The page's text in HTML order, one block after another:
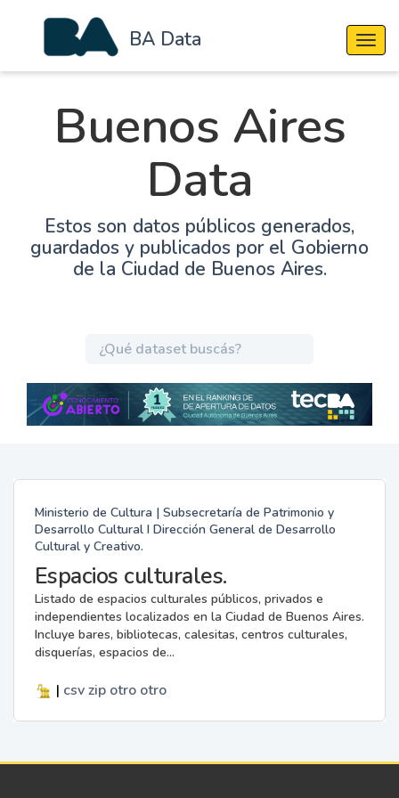
BA Data
Buenos Aires
Data
Estos son datos públicos generados,
guardados y publicados por el Gobierno
de la Ciudad de Buenos Aires.
Ministerio de Cultura | Subsecretaría de Patrimonio y
Desarrollo Cultural I Dirección General de Desarrollo
Cultural y Creativo.
Espacios culturales.
Listado de espacios culturales públicos, privados e
independientes localizados en la Ciudad de Buenos Aires.
Incluye bares, bibliotecas, calesitas, centros culturales,
disquerías, espacios de...
| csv zip otro otro